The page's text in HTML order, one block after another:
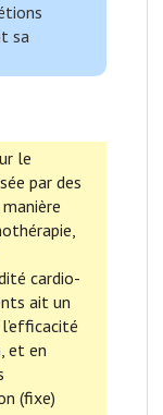
sa
le
par des
cardio-
ait un
et en
(fixe)